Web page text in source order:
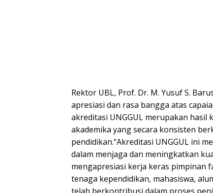
Rektor UBL, Prof. Dr. M. Yusuf S.
apresiasi dan rasa bangga atas
akreditasi UNGGUL merupakan
akademika yang secara konsisten
pendidikan.“Akreditasi UNGGUL ini
dalam menjaga dan meningkatkan
mengapresiasi kerja keras pimpinan
tenaga kependidikan, mahasiswa,
telah berkontribusi dalam proses